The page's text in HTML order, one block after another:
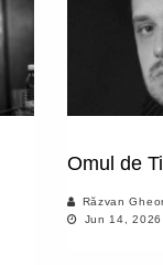
Omul de
Răzvan
Jun 14, 2026